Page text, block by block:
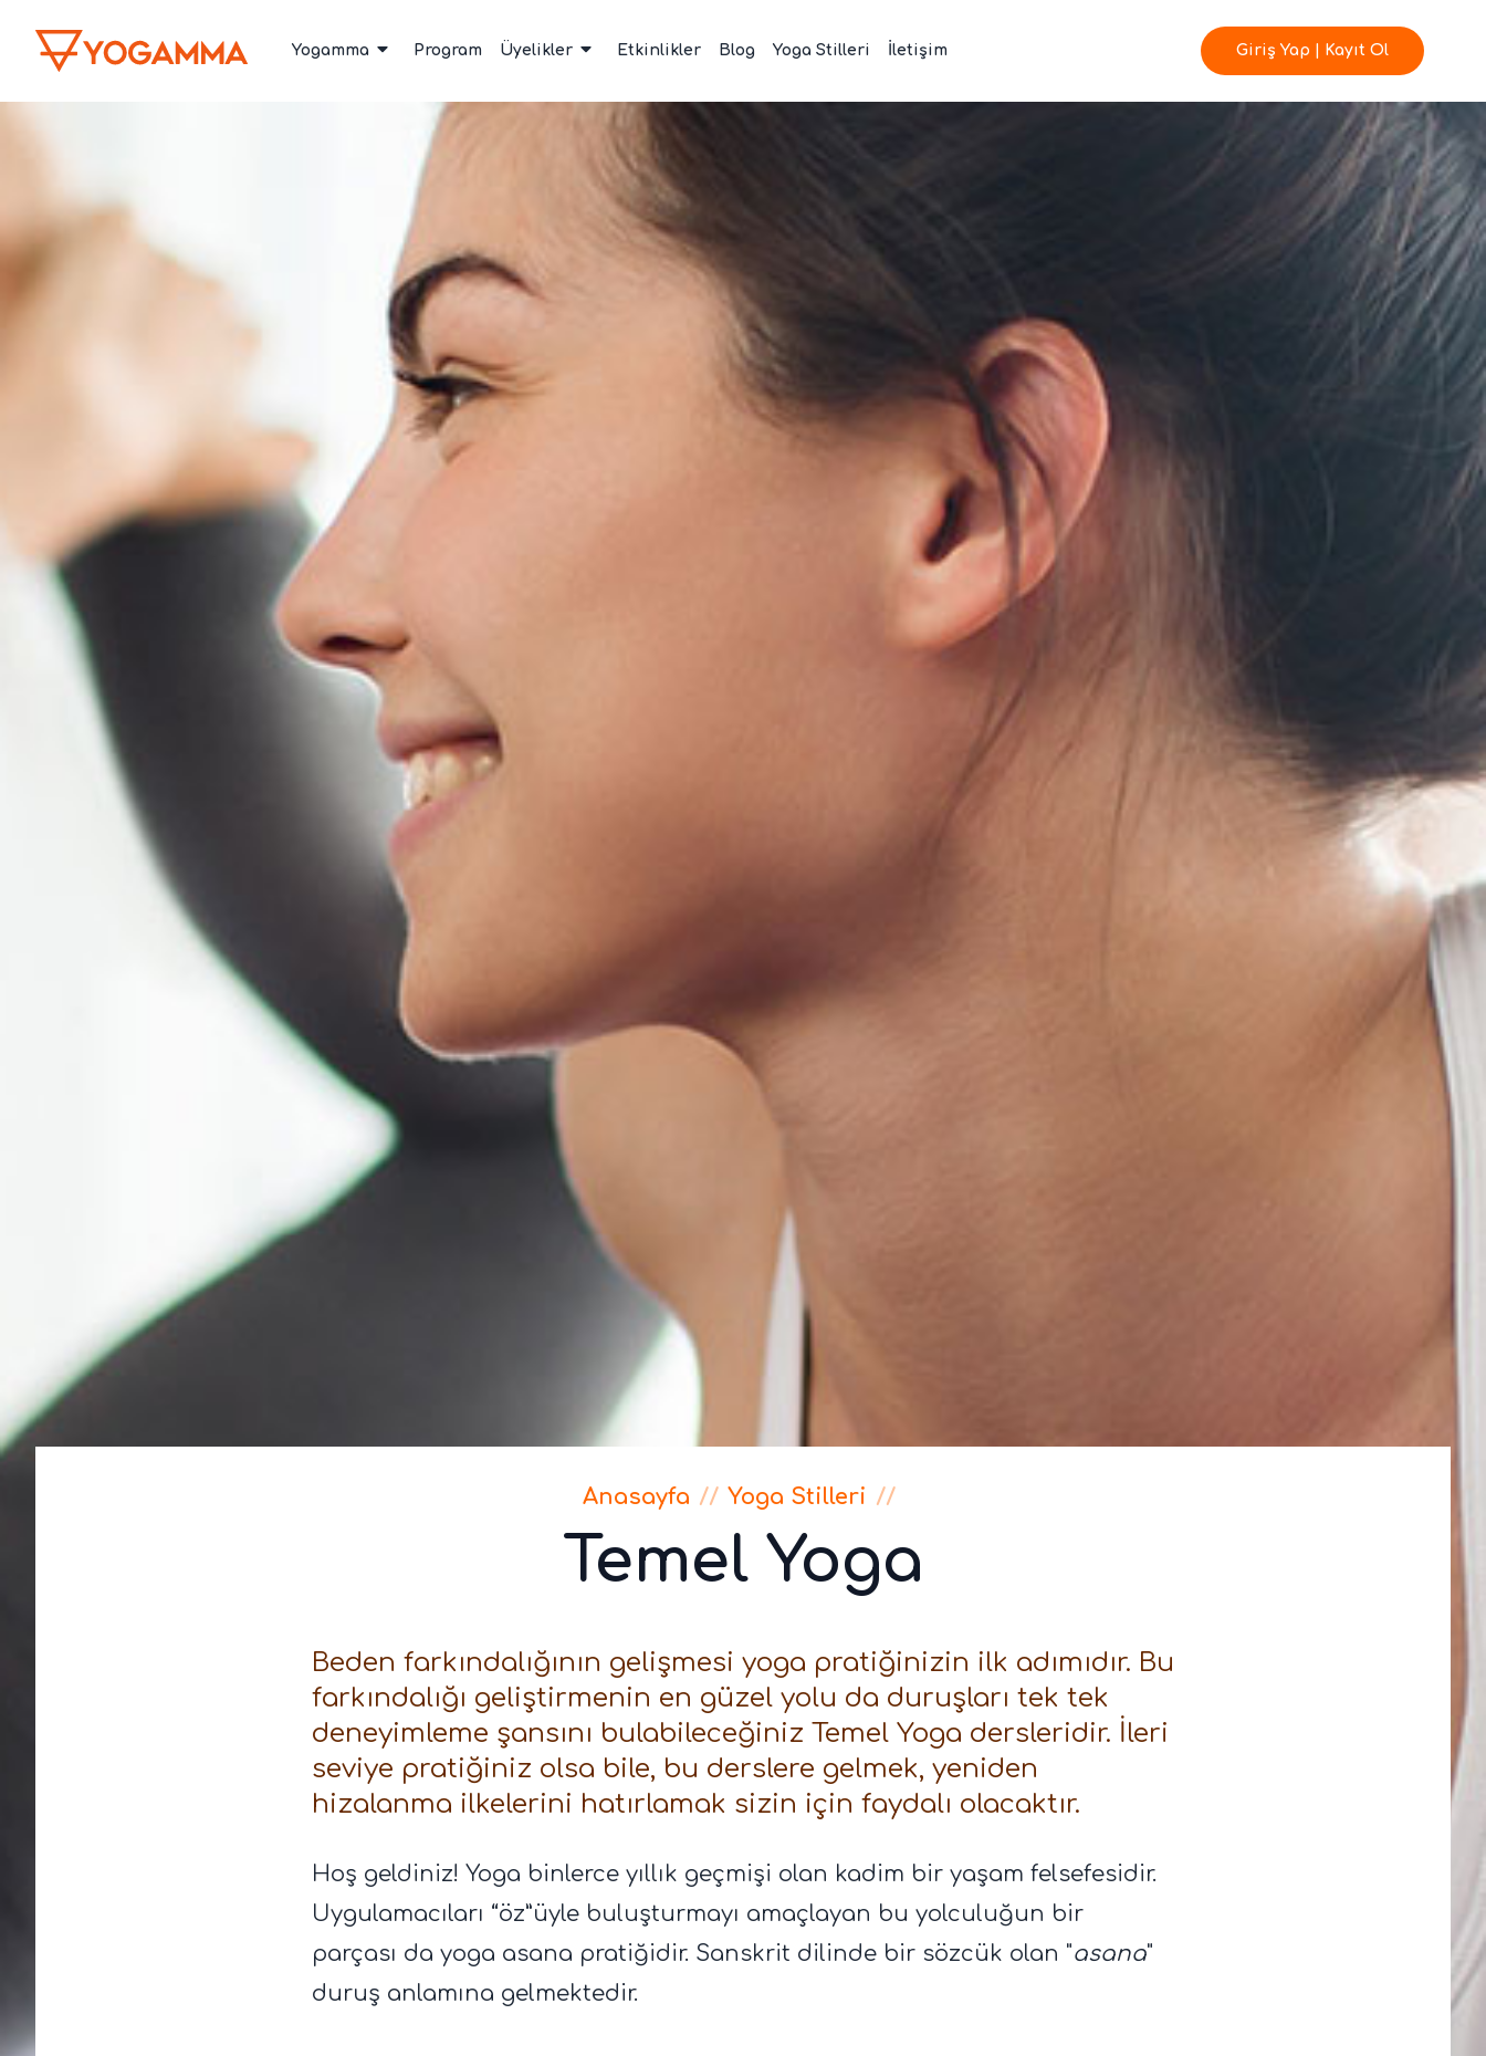
Yogamma Program Üyelikler Etkinlikler Blog Yoga Stilleri İletişim Giriş Yap | Kayıt Ol
Anasayfa // Yoga Stilleri //
Temel Yoga
Beden farkındalığının gelişmesi yoga pratiğinizin ilk adımıdır. Bu
farkındalığı geliştirmenin en güzel yolu da duruşları tek tek
deneyimleme şansını bulabileceğiniz Temel Yoga dersleridir. İleri
seviye pratiğiniz olsa bile, bu derslere gelmek, yeniden
hizalanma ilkelerini hatırlamak sizin için faydalı olacaktır.
Hoş geldiniz! Yoga binlerce yıllık geçmişi olan kadim bir yaşam felsefesidir.
Uygulamacıları “öz”üyle buluşturmayı amaçlayan bu yolculuğun bir
parçası da yoga asana pratiğidir. Sanskrit dilinde bir sözcük olan "asana"
duruş anlamına gelmektedir.